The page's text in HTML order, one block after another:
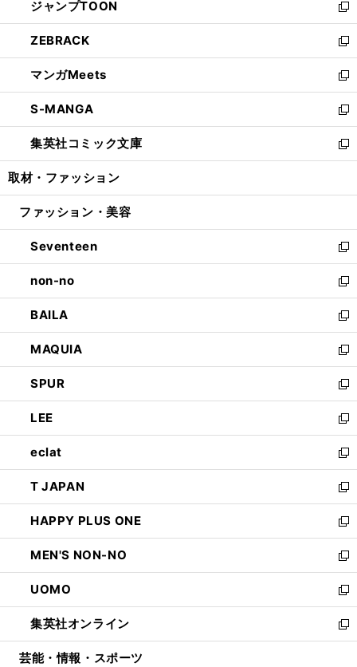
く
で
開
く
ド
ウ
で
開
く
ィ
ン
ド
ウ
で
開
く
い
ウ
ィ
ン
ド
ウ
で
開
く
ジャンプTOON
新
し
い
ウ
ィ
ン
ド
ウ
で
開
ZEBRACK
新
し
い
ウ
ィ
ン
ド
ウ
開
マンガMeets
新
し
い
ウ
ィ
ン
ウ
開
く
S-MANGA
新
し
い
ウ
ン
ウ
で
開
く
集英社コミック文庫
新
し
ウ
ン
ド
ウ
で
開
く
取材・ファッション
ファッション・美容
Seventeen
新
し
い
ウ
ィ
ン
ド
ウ
で
開
く
non-no
新
し
い
ウ
ィ
ン
ド
ウ
で
開
く
BAILA
新
し
い
ウ
ィ
ン
ド
ウ
で
開
く
MAQUIA
新
し
い
ウ
ィ
ン
ド
ウ
で
開
く
SPUR
新
し
い
ウ
ィ
ン
ド
ウ
で
開
く
LEE
新
し
い
ウ
ィ
ン
ド
ウ
で
開
く
eclat
新
し
い
ウ
ィ
ン
ド
ウ
で
開
く
T JAPAN
新
し
い
ウ
ィ
ン
ド
ウ
で
開
HAPPY PLUS ONE
新
し
い
ウ
ィ
ン
ド
ウ
MEN'S NON-NO
新
し
い
ウ
ィ
ン
UOMO
新
し
い
ウ
集英社オンライン
新
し
芸能・情報・スポーツ